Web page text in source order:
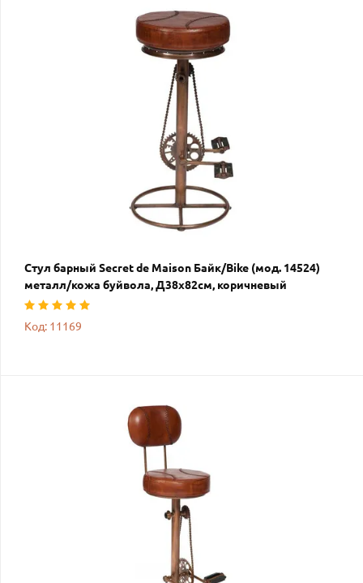
Стул барный Secret de Maison Байк/Bike (мод. 14524)
металл/кожа буйвола, Д38х82см, коричневый
Код: 11169